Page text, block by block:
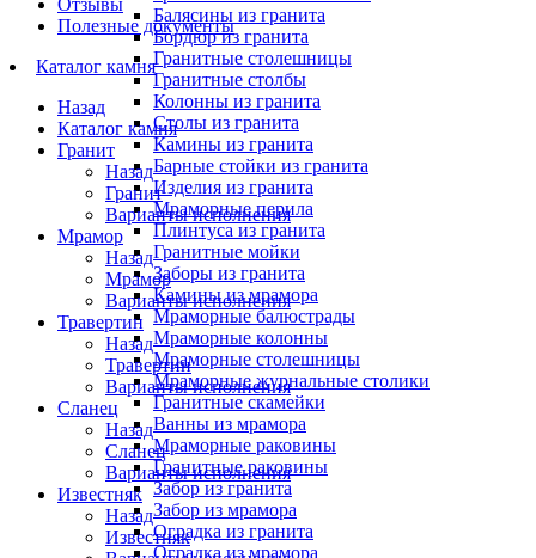
Балясины из гранита
Бордюр из гранита
Гранитные столешницы
Гранитные столбы
Колонны из гранита
Столы из гранита
Камины из гранита
Барные стойки из гранита
Изделия из гранита
Мраморные перила
Плинтуса из гранита
Гранитные мойки
Заборы из гранита
Камины из мрамора
Мраморные балюстрады
Мраморные колонны
Мраморные столешницы
Мраморные журнальные столики
Гранитные скамейки
Ванны из мрамора
Мраморные раковины
Гранитные раковины
Забор из гранита
Забор из мрамора
Оградка из гранита
Оградка из мрамора
Отзывы
Полезные документы
Каталог камня
Назад
Каталог камня
Гранит
Назад
Гранит
Варианты исполнения
Мрамор
Назад
Мрамор
Варианты исполнения
Травертин
Назад
Травертин
Варианты исполнения
Сланец
Назад
Сланец
Варианты исполнения
Известняк
Назад
Известняк